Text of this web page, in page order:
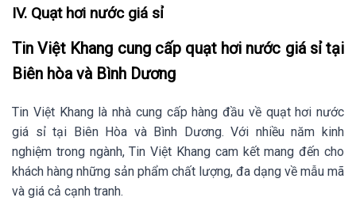
IV. Quạt hơi nước giá sỉ
Tin Việt Khang cung cấp quạt hơi nước giá sỉ tại
Biên hòa và Bình Dương
Tin Việt Khang là nhà cung cấp hàng đầu về quạt hơi nước
giá sỉ tại Biên Hòa và Bình Dương. Với nhiều năm kinh
nghiệm trong ngành, Tin Việt Khang cam kết mang đến cho
khách hàng những sản phẩm chất lượng, đa dạng về mẫu mã
và giá cả cạnh tranh.